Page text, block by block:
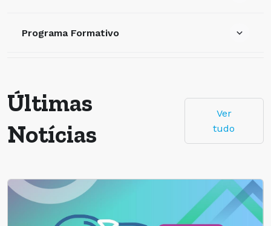
Programa Formativo
Últimas
Notícias
Ver
tudo